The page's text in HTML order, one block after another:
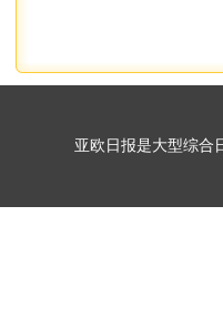
亚欧日报是大型综合